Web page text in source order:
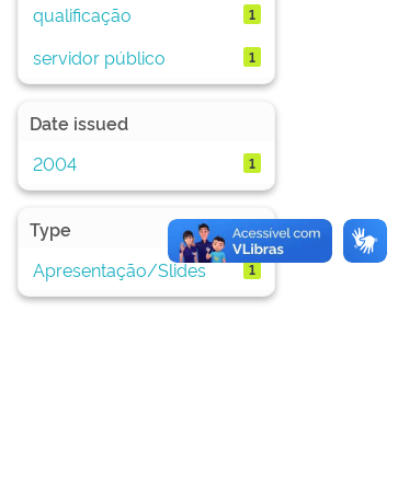
qualificação 1
servidor público 1
Date issued
2004
1
Type
Apresentação/Slides
1